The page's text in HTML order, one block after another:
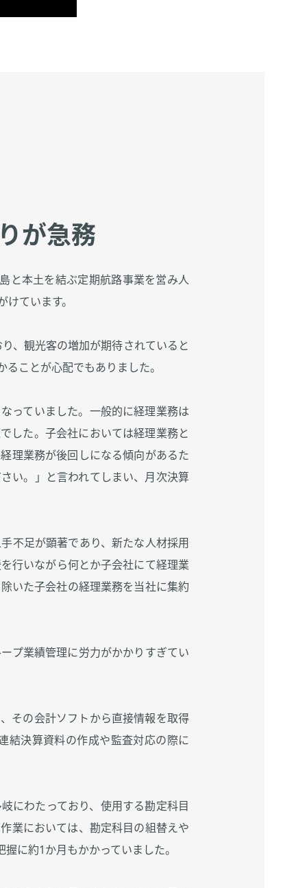
が急務
と本土を結ぶ定期航路事業を営み人
ています。
、観光客の増加が期待されていると
ことが心配でもありました。
っていました。一般的に経理業務は
した。子会社においては経理業務と
理業務が後回しになる傾向があるた
い。」と言われてしまい、月次決算
不足が顕著であり、新たな人材採用
行いながら何とか子会社にて経理業
いた子会社の経理業務を当社に集約
プ業績管理に労力がかかりすぎてい
その会計ソフトから直接情報を取得
結決算資料の作成や監査対応の際に
にわたっており、使用する勘定科目
業においては、勘定科目の組替えや
に約1か月もかかっていました。